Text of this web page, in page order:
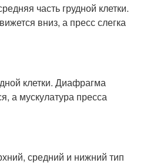
часть грудной клетки.
вниз, а пресс слегка
клетки. Диафрагма
а мускулатура пресса
средний и нижний тип